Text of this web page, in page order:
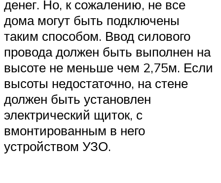
денег. Но, к сожалению, не все
дома могут быть подключены
таким способом. Ввод силового
провода должен быть выполнен на
высоте не меньше чем 2,75м. Если
высоты недостаточно, на стене
должен быть установлен
электрический щиток, с
вмонтированным в него
устройством УЗО.